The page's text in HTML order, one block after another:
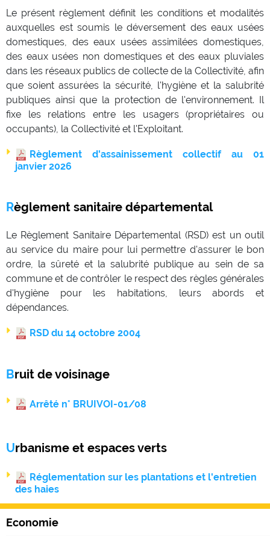
Le présent règlement définit les conditions et modalités
auxquelles est soumis le déversement des eaux usées
domestiques, des eaux usées assimilées domestiques,
des eaux usées non domestiques et des eaux pluviales
dans les réseaux publics de collecte de la Collectivité, afin
que soient assurées la sécurité, l'hygiène et la salubrité
publiques ainsi que la protection de l'environnement. Il
fixe les relations entre les usagers (propriétaires ou
occupants), la Collectivité et l'Exploitant.
Règlement d'assainissement collectif au 01
janvier 2026
Règlement sanitaire départemental
Le Règlement Sanitaire Départemental (RSD) est un outil
au service du maire pour lui permettre d'assurer le bon
ordre, la sûreté et la salubrité publique au sein de sa
commune et de contrôler le respect des règles générales
d'hygiène pour les habitations, leurs abords et
dépendances.
RSD du 14 octobre 2004
Bruit de voisinage
Arrêté n° BRUIVOI-01/08
Urbanisme et espaces verts
Réglementation sur les plantations et l'entretien
des haies
Economie